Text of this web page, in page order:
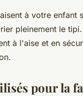
à votre enfant
pleinement le
à l'aise et en
pour la